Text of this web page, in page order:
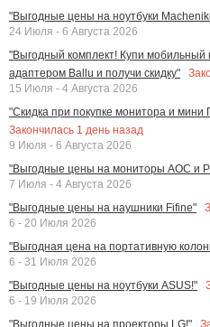
"Выгодные цены на ноутбуки
24 Июля - 6 Августа 2026
"Выгодный комплект! Купи мобильный
адаптером Ballu и получи скидку"
15 Июля - 4 Августа 2026
"Скидка при покупке монитора и мини
Закончилась 1 день назад
9 Июля - 6 Августа 2026
"Выгодные цены на мониторы AOC и
7 Июля - 4 Августа 2026
"Выгодные цены на наушники Fifine"
6 - 20 Июля 2026
"Выгодная цена на портативную
6 - 31 Июля 2026
"Выгодные цены на ноутбуки ASUS!"
6 - 19 Июля 2026
"Выгодные цены на проекторы LG!"